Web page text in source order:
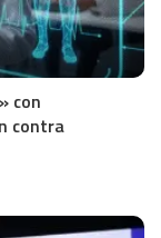
con
contra